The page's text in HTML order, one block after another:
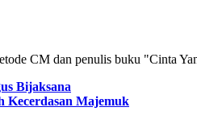
CM dan penulis buku "Cinta
Bijaksana
Kecerdasan Majemuk